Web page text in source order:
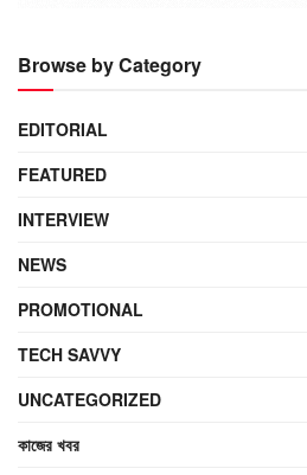
Browse by Category
EDITORIAL
FEATURED
INTERVIEW
NEWS
PROMOTIONAL
TECH SAVVY
UNCATEGORIZED
কাজের খবর